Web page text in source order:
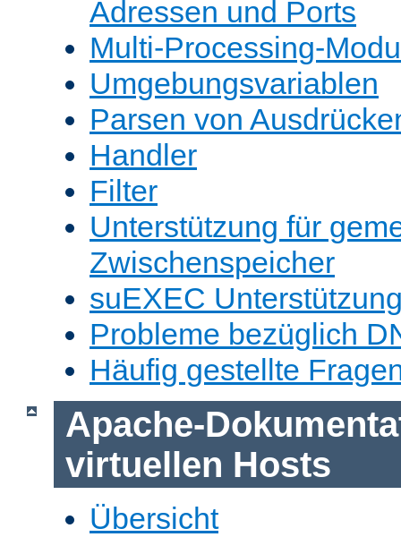
Adressen und Ports
Multi-Processing-
Umgebungsvariablen
Parsen von
Handler
Filter
Unterstützung für
Zwischenspeicher
suEXEC
Probleme bezüglich
Häufig gestellte
Apache-
virtuellen Hosts
Übersicht